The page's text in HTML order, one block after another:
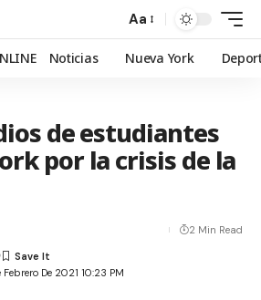
Aa
Noticias Nueva York
de estudiantes
por la crisis de la
De 2021 10:23 PM
2 Min Read